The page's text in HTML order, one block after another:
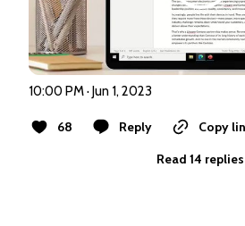
10:00 PM · Jun 1, 2023
68 Reply
Copy
Read 14 replies